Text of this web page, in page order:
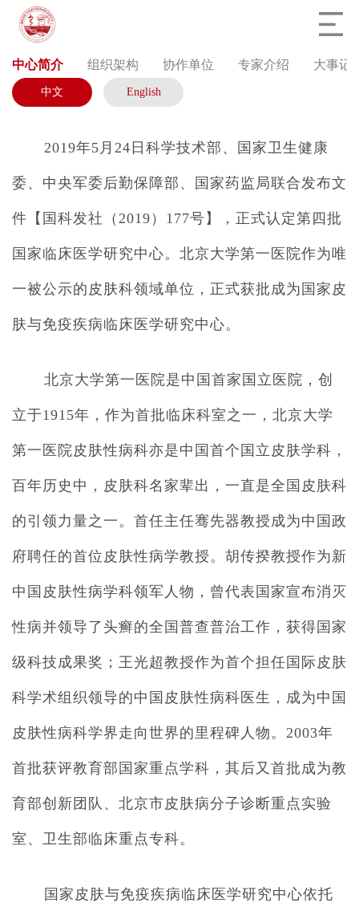
中心简介 组织架构 协作单位 专家介绍 大事记
中文 English
2019年5月24日科学技术部、国家卫生健康
委、中央军委后勤保障部、国家药监局联合发布文
件【国科发社（2019）177号】，正式认定第四批
国家临床医学研究中心。北京大学第一医院作为唯
一被公示的皮肤科领域单位，正式获批成为国家皮
肤与免疫疾病临床医学研究中心。
北京大学第一医院是中国首家国立医院，创
立于1915年，作为首批临床科室之一，北京大学
第一医院皮肤性病科亦是中国首个国立皮肤学科，
百年历史中，皮肤科名家辈出，一直是全国皮肤科
的引领力量之一。首任主任骞先器教授成为中国政
府聘任的首位皮肤性病学教授。胡传揆教授作为新
中国皮肤性病学科领军人物，曾代表国家宣布消灭
性病并领导了头癣的全国普查普治工作，获得国家
级科技成果奖；王光超教授作为首个担任国际皮肤
科学术组织领导的中国皮肤性病科医生，成为中国
皮肤性病科学界走向世界的里程碑人物。2003年
首批获评教育部国家重点学科，其后又首批成为教
育部创新团队、北京市皮肤病分子诊断重点实验
室、卫生部临床重点专科。
国家皮肤与免疫疾病临床医学研究中心依托